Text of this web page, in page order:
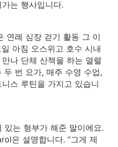
는 행사입니다.
연례 심장 걷기 활동 그 이
아침 오스위고 호수 시내
나 단체 산책을 하는 열렬
두 번 요가, 매주 수영 수업,
스 루틴을 가지고 있습니
있는 형부가 해준 말이에요.
은 설명합니다. “그게 제